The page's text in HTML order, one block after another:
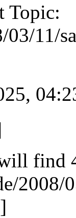
03/11/
find
2008/